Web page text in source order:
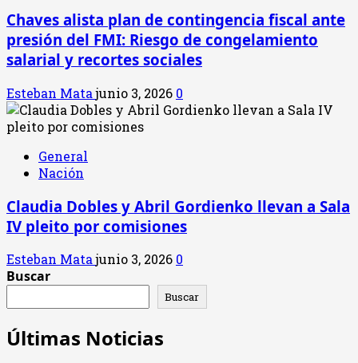
Chaves alista plan de contingencia fiscal ante
presión del FMI: Riesgo de congelamiento
salarial y recortes sociales
Esteban Matajunio 3, 2026 0
General
Nación
Claudia Dobles y Abril Gordienko llevan a Sala
IV pleito por comisiones
Esteban Matajunio 3, 2026 0
Buscar
Buscar
Últimas Noticias